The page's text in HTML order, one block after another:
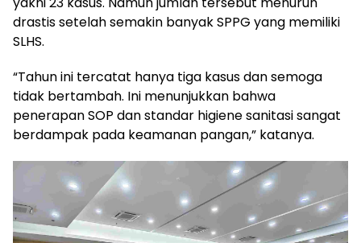
drastis setelah semakin banyak SPPG yang memiliki
SLHS.
“Tahun ini tercatat hanya tiga kasus dan semoga
tidak bertambah. Ini menunjukkan bahwa
penerapan SOP dan standar higiene sanitasi sangat
berdampak pada keamanan pangan,” katanya.